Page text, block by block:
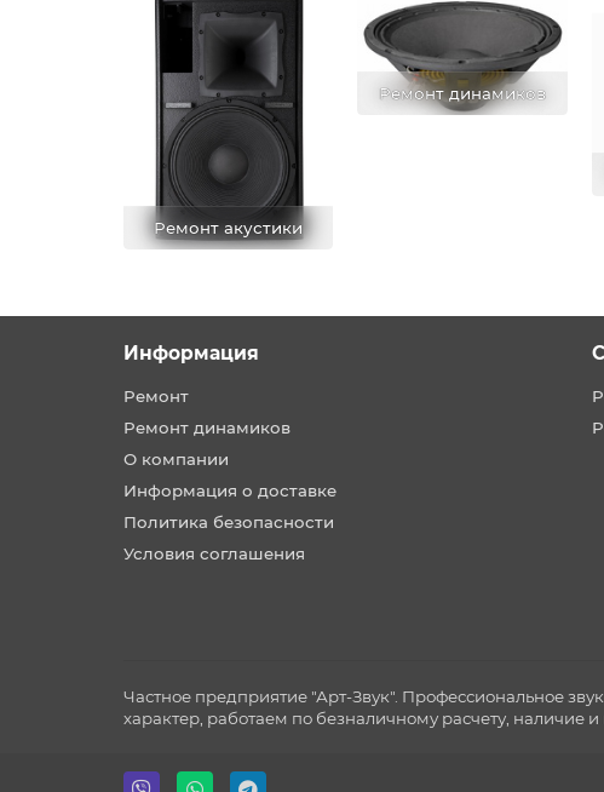
Ремонт акустики
Ремонт динамиков
Информация
Ремонт
Ремонт динамиков
О компании
Информация о доставке
Политика безопасности
Условия соглашения
Частное предприятие "Арт-Звук". Профессиональное
характер, работаем по безналичному расчету, наличие